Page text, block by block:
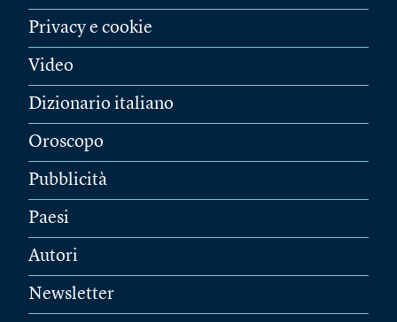
Privacy e cookie
Video
Dizionario italiano
Oroscopo
Pubblicità
Paesi
Autori
Newsletter